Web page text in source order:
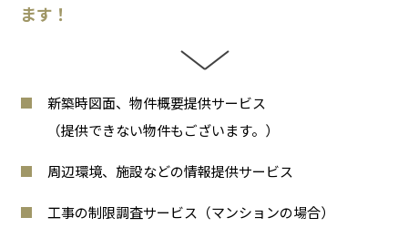
ます！
新築時図面、物件概要提供サービス
（提供できない物件もございます。）
周辺環境、施設などの情報提供サービス
工事の制限調査サービス（マンションの場合）